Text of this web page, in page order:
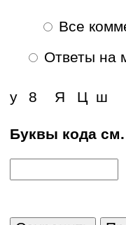
Все
Ответы на
Ц
Я ш
у 8
Буквы кода